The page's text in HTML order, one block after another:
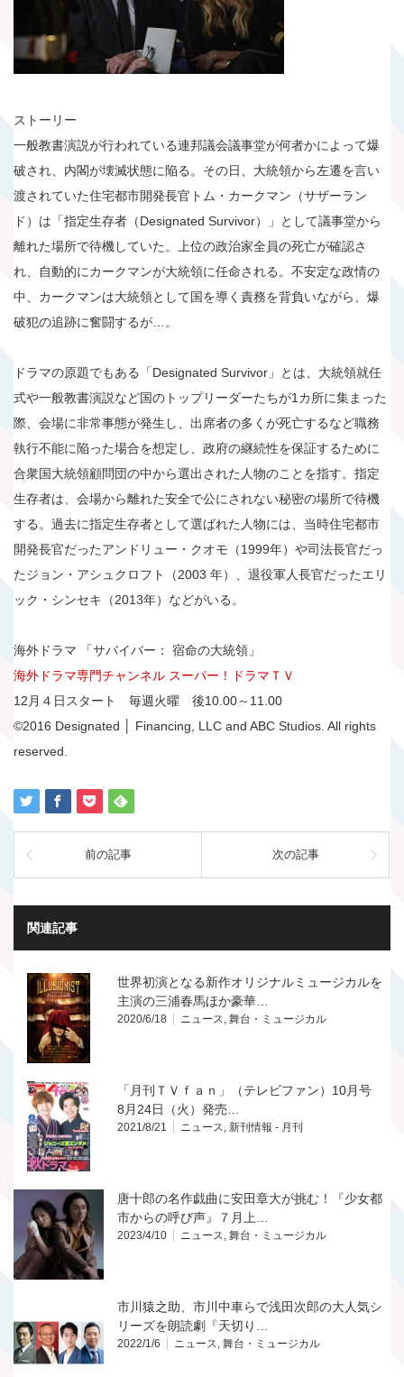
ストーリー
一般教書演説が行われている連邦議会議事堂が何者かによって爆
破され、内閣が壊滅状態に陥る。その日、大統領から左遷を言い
渡されていた住宅都市開発長官トム・カークマン（サザーラン
ド）は「指定生存者（Designated Survivor）」として議事堂から
離れた場所で待機していた。上位の政治家全員の死亡が確認さ
れ、自動的にカークマンが大統領に任命される。不安定な政情の
中、カークマンは大統領として国を導く責務を背負いながら、爆
破犯の追跡に奮闘するが…。
ドラマの原題でもある「Designated Survivor」とは、大統領就任
式や一般教書演説など国のトップリーダーたちが1カ所に集まった
際、会場に非常事態が発生し、出席者の多くが死亡するなど職務
執行不能に陥った場合を想定し、政府の継続性を保証するために
合衆国大統領顧問団の中から選出された人物のことを指す。指定
生存者は、会場から離れた安全で公にされない秘密の場所で待機
する。過去に指定生存者として選ばれた人物には、当時住宅都市
開発長官だったアンドリュー・クオモ（1999年）や司法長官だっ
たジョン・アシュクロフト（2003 年）、退役軍人長官だったエリ
ック・シンセキ（2013年）などがいる。
海外ドラマ 「サバイバー： 宿命の大統領」
海外ドラマ専門チャンネル スーパー！ドラマＴＶ
12月４日スタート 毎週火曜 後10.00～11.00
©2016 Designated │ Financing, LLC and ABC Studios. All rights
reserved.
前の記事 次の記事
関連記事
世界初演となる新作オリジナルミュージカルを
主演の三浦春馬ほか豪華…
2020/6/18 ニュース, 舞台・ミュージカル
「月刊ＴＶｆａｎ」（テレビファン）10月号
8月24日（火）発売…
2021/8/21 ニュース, 新刊情報 - 月刊
唐十郎の名作戯曲に安田章大が挑む！『少女都
市からの呼び声』７月上…
2023/4/10 ニュース, 舞台・ミュージカル
市川猿之助、市川中車らで浅田次郎の大人気シ
リーズを朗読劇『天切り…
2022/1/6 ニュース, 舞台・ミュージカル